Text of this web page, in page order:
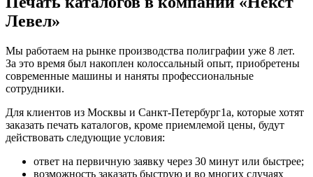
Левел»
Мы работаем на рынке производства полиграфии уже 8 лет.
За это время был накоплен колоссальный опыт, приобретены
современные машины и наняты профессиональные
сотрудники.
Для клиентов из Москвы и Санкт-Петербург1а, которые хотят
заказать печать каталогов, кроме приемлемой цены, будут
действовать следующие условия:
ответ на первичную заявку через 30 минут или быстрее;
возможность заказать быструю и во многих случаях